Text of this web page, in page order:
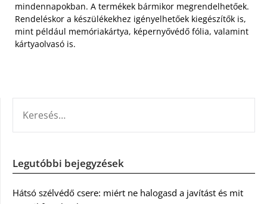
mindennapokban. A termékek bármikor megrendelhetőek.
Rendeléskor a készülékekhez igényelhetőek kiegészítők is,
mint például memóriakártya, képernyővédő fólia, valamint
kártyaolvasó is.
Legutóbbi bejegyzések
Hátsó szélvédő csere: miért ne halogasd a javítást és mit